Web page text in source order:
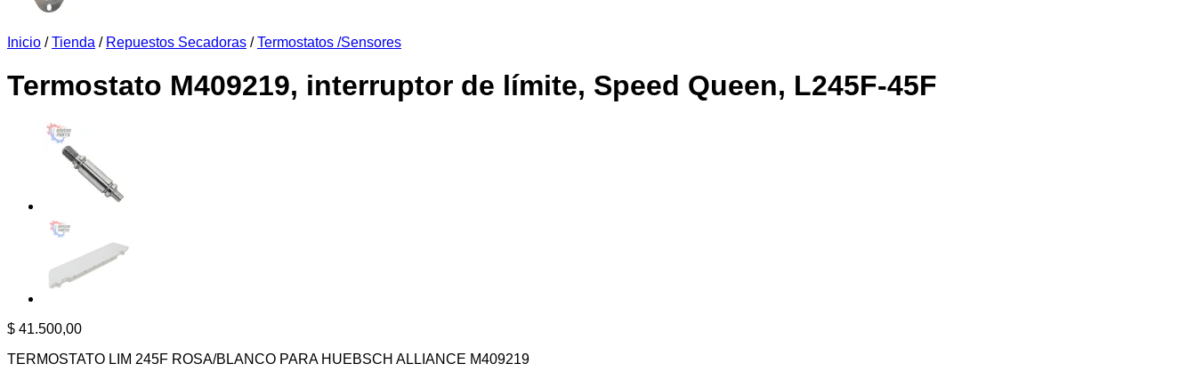
Inicio / Tienda / Repuestos Secadoras / Termostatos /Sensores
Termostato M409219, interruptor de límite, Speed ​​Queen, L245F-45F
$ 41.500,00
TERMOSTATO LIM 245F ROSA/BLANCO PARA HUEBSCH ALLIANCE M409219